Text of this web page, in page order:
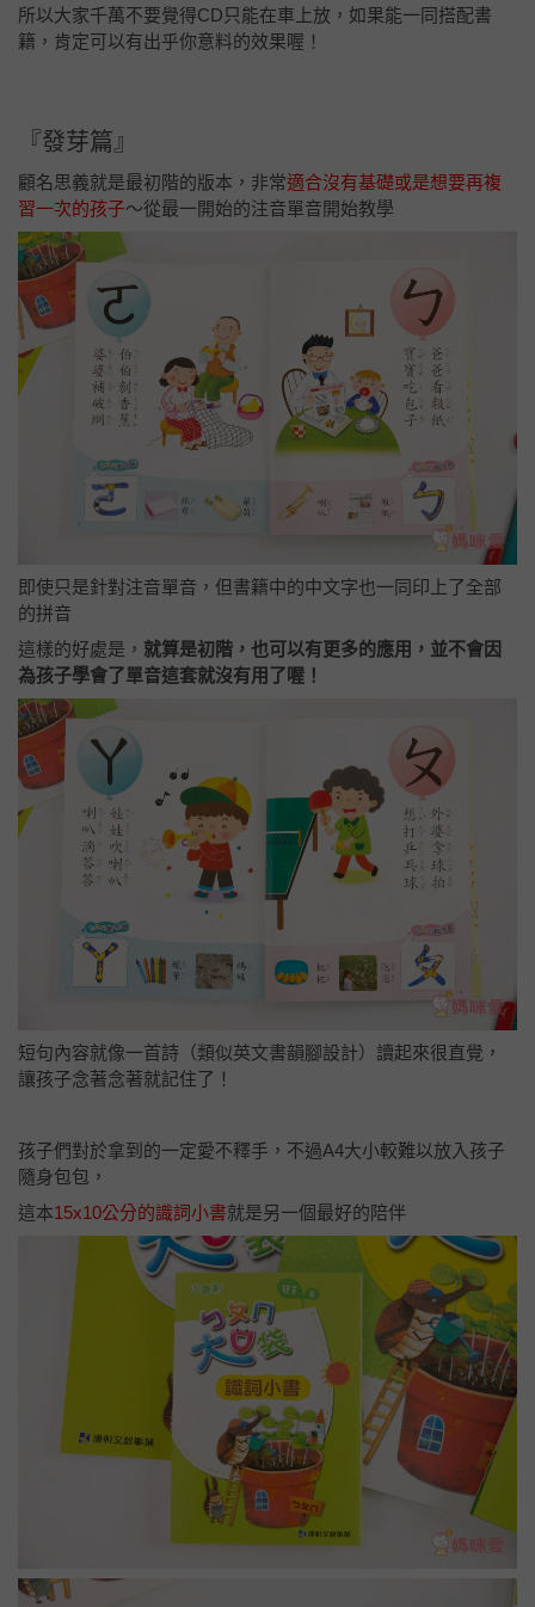
所以大家千萬不要覺得CD只能在車上放，如果能一同搭配書
籍，肯定可以有出乎你意料的效果喔！
『發芽篇』
顧名思義就是最初階的版本，非常適合沒有基礎或是想要再複
習一次的孩子～從最一開始的注音單音開始教學
即使只是針對注音單音，但書籍中的中文字也一同印上了全部
的拼音
這樣的好處是， 就算是初階，也可以有更多的應用，並不會因
為孩子學會了單音這套就沒有用了喔！
短句內容就像一首詩（類似英文書韻腳設計）讀起來很直覺，
讓孩子念著念著就記住了！
孩子們對於拿到的一定愛不釋手，不過A4大小較難以放入孩子
隨身包包，
這本15x10公分的識詞小書就是另一個最好的陪伴